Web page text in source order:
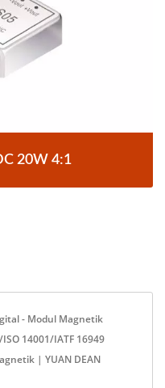
20W 4:1
- Modul Magnetik
14001/IATF 16949
| YUAN DEAN